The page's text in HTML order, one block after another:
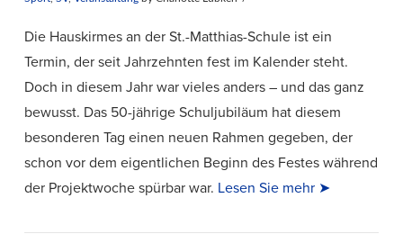
VIEW POST
Die Hauskirmes an der St.-Matthias-Schule ist ein
Termin, der seit Jahrzehnten fest im Kalender steht.
Doch in diesem Jahr war vieles anders – und das ganz
bewusst. Das 50-jährige Schuljubiläum hat diesem
besonderen Tag einen neuen Rahmen gegeben, der
schon vor dem eigentlichen Beginn des Festes während
der Projektwoche spürbar war. Lesen Sie mehr ➤